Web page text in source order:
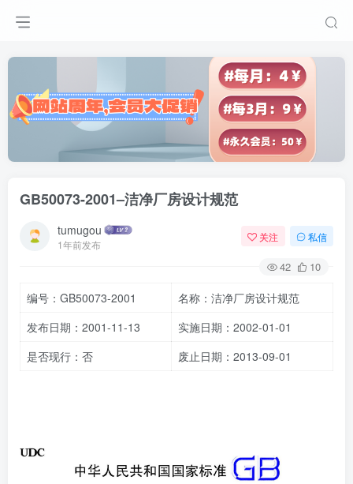
GB50073-2001–洁净厂房设计规范
tumugou
1年前发布
关注 私信
42 10
编号：GB50073-2001
名称：洁净厂房设计规范
发布日期：2001-11-13
实施日期：2002-01-01
是否现行：否
废止日期：2013-09-01